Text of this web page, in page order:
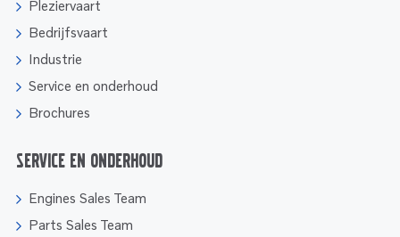
Pleziervaart
Bedrijfsvaart
Industrie
Service en onderhoud
Brochures
Service en onderhoud
Engines Sales Team
Parts Sales Team